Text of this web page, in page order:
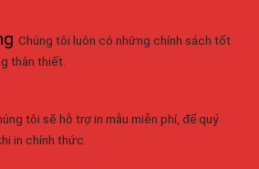
Chúng tôi luôn có những chính sách tốt
thân thiết.
tôi sẽ hỗ trợ in mẫu miễn phí, để quý
in chính thức.